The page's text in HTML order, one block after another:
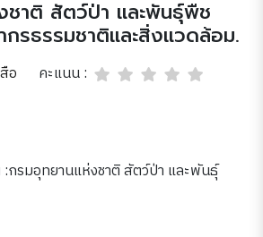
ชาติ สัตว์ป่า และพันธุ์พืช
รธรรมชาติและสิ่งแวดล้อม.
อ
คะแนน :
รมอุทยานแห่งชาติ สัตว์ป่า และพันธุ์